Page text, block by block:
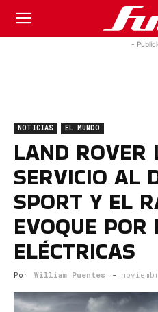
Fuel
Magazine
-
NOTICIAS EL MUNDO
LAND
SERVICIO AL
SPORT Y EL
EVOQUE POR
ELÉCTRICAS
Por William Puentes -